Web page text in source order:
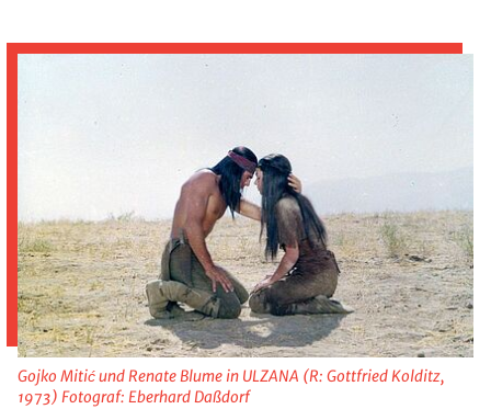
Gojko Mitić und Renate Blume in ULZANA (R: Gottfried Kolditz,
1973) Fotograf: Eberhard Daßdorf